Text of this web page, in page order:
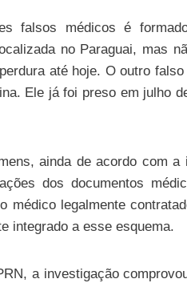
falsos médicos é
no Paraguai, mas
até hoje. O outro
Ele já foi preso em julho
ainda de acordo com
dos documentos
médico legalmente
integrado a esse esquema.
a investigação